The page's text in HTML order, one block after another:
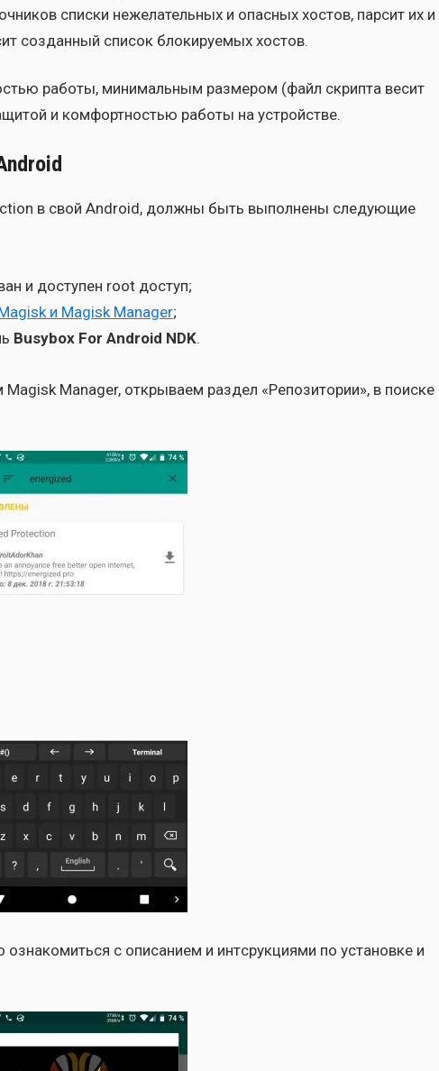
спис­ки неже­ла­тель­ных и опас­ных хостов, пар­сит их и
создан­ный спи­сок бло­ки­ру­е­мых хостов.
рабо­ты, мини­маль­ным раз­ме­ром (файл скрип­та весит
и ком­форт­но­стью рабо­ты на устрой­стве.
в свой Android, долж­ны быть выпол­не­ны сле­ду­ю­щие
и досту­пен root доступ;
и Magisk Manager;
Busybox For Android NDK.
Manager, откры­ва­ем раз­дел «Репо­зи­то­рии», в поис­ке
с опи­са­ни­ем и инт­срук­ци­я­ми по уста­нов­ке и